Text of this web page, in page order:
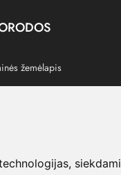
siekdami
žemėlapis